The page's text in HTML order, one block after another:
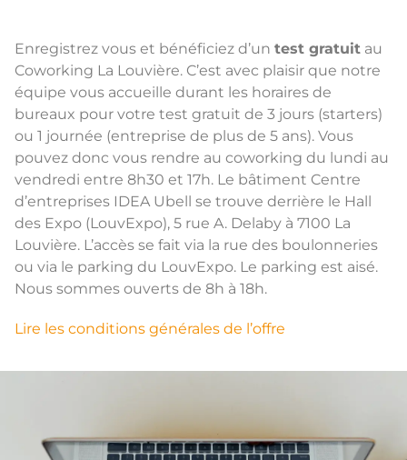
Enregistrez vous et bénéficiez d’un test gratuit au
Coworking La Louvière. C’est avec plaisir que notre
équipe vous accueille durant les horaires de
bureaux pour votre test gratuit de 3 jours (starters)
ou 1 journée (entreprise de plus de 5 ans). Vous
pouvez donc vous rendre au coworking du lundi au
vendredi entre 8h30 et 17h. Le bâtiment Centre
d’entreprises IDEA Ubell se trouve derrière le Hall
des Expo (LouvExpo), 5 rue A. Delaby à 7100 La
Louvière. L’accès se fait via la rue des boulonneries
ou via le parking du LouvExpo. Le parking est aisé.
Nous sommes ouverts de 8h à 18h.
Lire les conditions générales de l’offre